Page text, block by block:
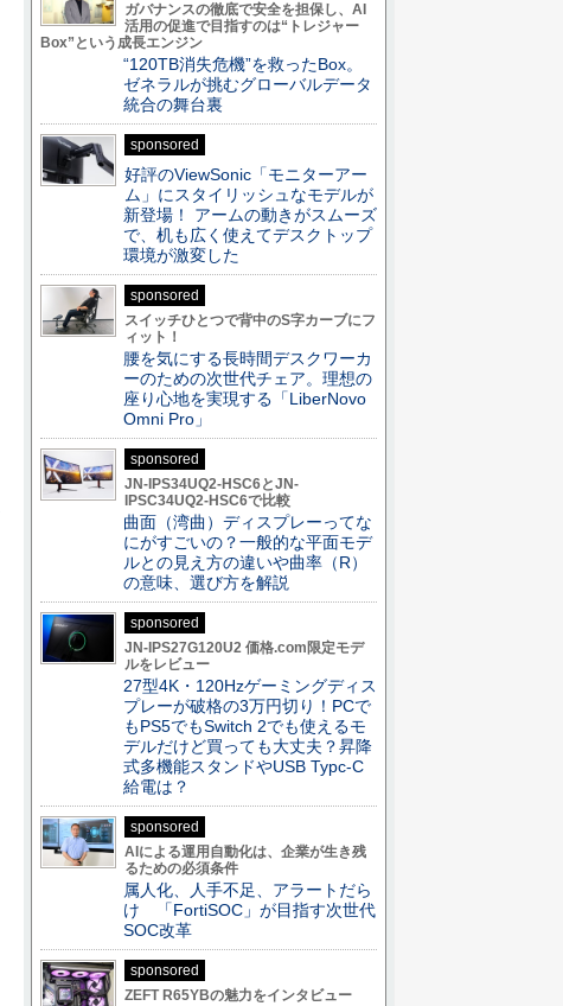
ガバナンスの徹底で安全を担保し、AI
活用の促進で目指すのは“トレジャー
Box”という成長エンジン
“120TB消失危機”を救ったBox。
ゼネラルが挑むグローバルデータ
統合の舞台裏
sponsored
好評のViewSonic「モニターアー
ム」にスタイリッシュなモデルが
新登場！ アームの動きがスムーズ
で、机も広く使えてデスクトップ
環境が激変した
sponsored
スイッチひとつで背中のS字カーブにフ
ィット！
腰を気にする長時間デスクワーカ
ーのための次世代チェア。理想の
座り心地を実現する「LiberNovo
Omni Pro」
sponsored
JN-IPS34UQ2-HSC6とJN-
IPSC34UQ2-HSC6で比較
曲面（湾曲）ディスプレーってな
にがすごいの？一般的な平面モデ
ルとの見え方の違いや曲率（R）
の意味、選び方を解説
sponsored
JN-IPS27G120U2 価格.com限定モデ
ルをレビュー
27型4K・120Hzゲーミングディス
プレーが破格の3万円切り！PCで
もPS5でもSwitch 2でも使えるモ
デルだけど買っても大丈夫？昇降
式多機能スタンドやUSB Typc-C
給電は？
sponsored
AIによる運用自動化は、企業が生き残
るための必須条件
属人化、人手不足、アラートだら
け 「FortiSOC」が目指す次世代
SOC改革
sponsored
ZEFT R65YBの魅力をインタビュー